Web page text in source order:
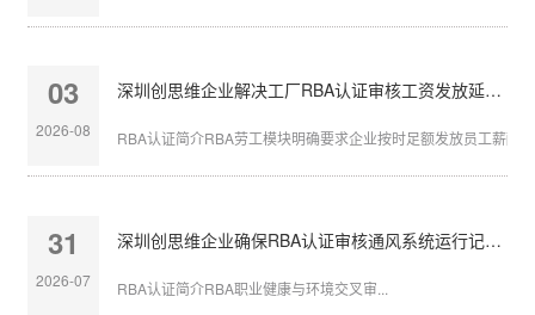
03
2026-08
深圳创思维企业解决工厂RBA认证审核工资发放延迟问题
RBA认证简介RBA劳工模块明确要求企业按时足额发放员工薪酬
31
2026-07
深圳创思维企业确保RBA认证审核通风系统运行记录完整
RBA认证简介RBA职业健康与环境交叉审...